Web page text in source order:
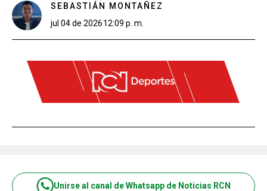
SEBASTIÁN MONTAÑEZ
jul 04 de 202612:09 p. m.
Unirse al canal de Whatsapp de Noticias RCN